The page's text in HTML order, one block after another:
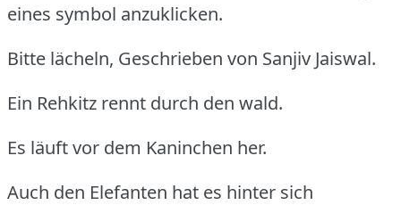
eines symbol anzuklicken.
Bitte lächeln, Geschrieben von Sanjiv Jaiswal.
Ein Rehkitz rennt durch den wald.
Es läuft vor dem Kaninchen her.
Auch den Elefanten hat es hinter sich